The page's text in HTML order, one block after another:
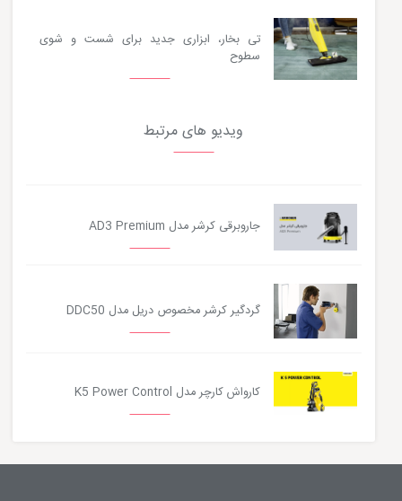
تی بخار، ابزاری جدید برای شست و شوی
سطوح
ویدیو های مرتبط
جاروبرقی کرشر مدل AD3 Premium
گردگیر کرشر مخصوص دریل مدل DDC50
کارواش کارچر مدل K5 Power Control